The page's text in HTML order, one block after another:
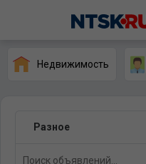
Недвижимость
Разное